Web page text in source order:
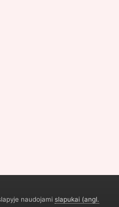
naudojami slapukai (angl.